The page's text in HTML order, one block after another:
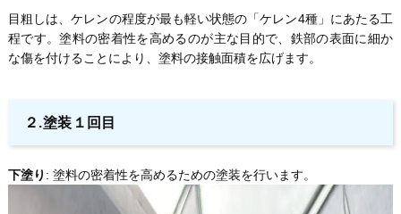
目粗しは、ケレンの程度が最も軽い状態の「ケレン4種」にあたる工
程です。塗料の密着性を高めるのが主な目的で、鉄部の表面に細か
な傷を付けることにより、塗料の接触面積を広げます。
２.塗装１回目
下塗り : 塗料の密着性を高めるための塗装を行います。